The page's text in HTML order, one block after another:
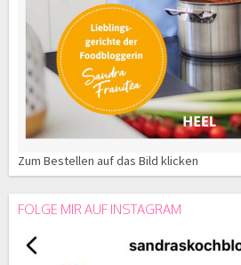
Zum Bestellen auf das Bild klicken
FOLGE MIR AUF INSTAGRAM